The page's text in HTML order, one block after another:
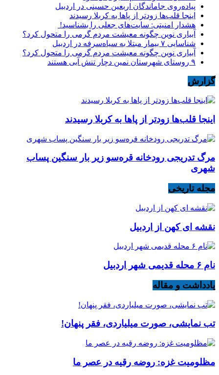
پیاده‌روی جاماندگان اربعین حسینی در اردبیل
اینجا قلب‌ها زودتر از پاها به کربلا رسیدند
هشدار امنیتی: سایت‌های جعلی را بشناسید!
آبیاری نوین چگونه معیشت مردم گرمی را متحول کرد؟
شناسایی ۷ بیمار مبتلا به سیاه‌سرفه در اردبیل
آبیاری نوین چگونه معیشت مردم گرمی را متحول کرد؟
۹ روستای شهرستان نمین دچار تنش آبی هستند
گزارش
اینجا قلب‌ها زودتر از پاها به کربلا رسیدند
مرگ تدریجی رودخانه قره‌سو زیر بار سنگین پساب
شهری
مجله تاریخی
نقشه ای کهن از اردبیل
نام ۶ محله قدیمی شهر اردبیل
یادداشت و مقاله
تب نمایشی، صورت میلیاردی، فقر پنهان!
مظلومیت غزه: روضه رقیه در عصر ما